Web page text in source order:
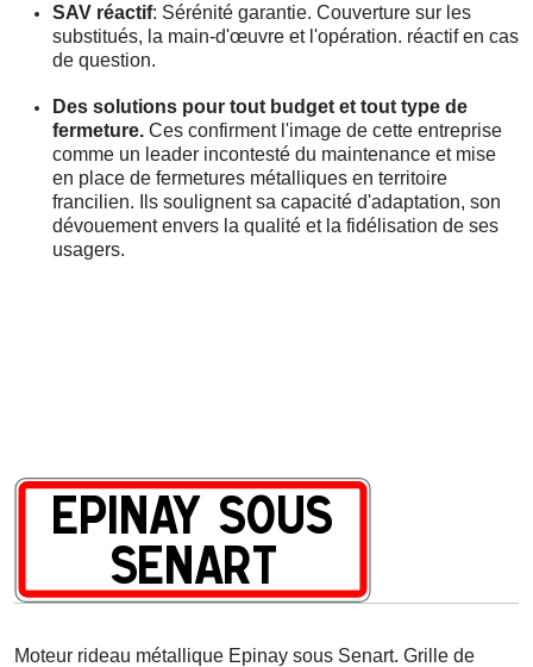
SAV réactif: Sérénité garantie. Couverture sur les
substitués, la main-d'œuvre et l'opération. réactif en cas
de question.
Des solutions pour tout budget et tout type de
fermeture. Ces confirment l'image de cette entreprise
comme un leader incontesté du maintenance et mise
en place de fermetures métalliques en territoire
francilien. Ils soulignent sa capacité d'adaptation, son
dévouement envers la qualité et la fidélisation de ses
usagers.
Moteur rideau métallique Epinay sous Senart. Grille de